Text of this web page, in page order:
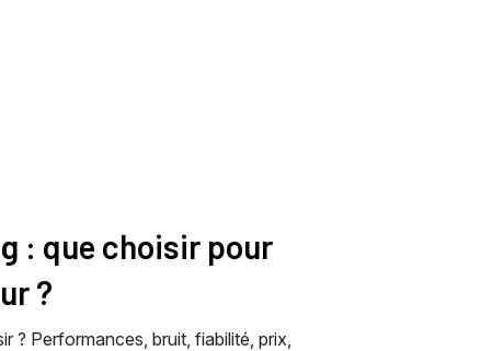
: que choisir pour
?
? Performances, bruit, fiabilité, prix,